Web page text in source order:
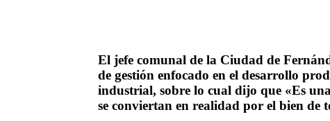
El jefe comunal de la Ciudad de
de gestión enfocado en el desarrollo
industrial, sobre lo cual dijo que «Es
se conviertan en realidad por el bien de